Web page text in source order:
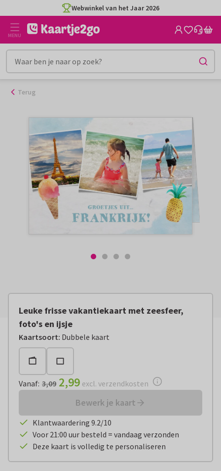
naar
inhoud
Webwinkel van het Jaar 2026
MENU
Terug
Leuke frisse vakantiekaart met zeesfeer,
foto's en ijsje
Kaartsoort: Dubbele kaart
Vanaf:€ 2,99 excl. verzendkosten
Vanaf: 3,09 2,99 excl. verzendkosten
Bewerk je kaart
Klantwaardering 9.2/10
Voor 21:00 uur besteld = vandaag verzonden
Deze kaart is volledig te personaliseren